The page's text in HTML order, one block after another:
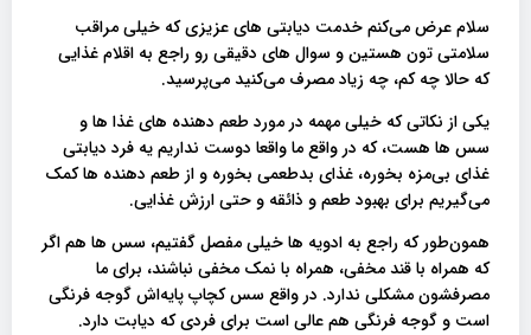
سلام عرض می‌کنم خدمت دیابتی های عزیزی که خیلی مراقب
سلامتی تون هستین و سوال های دقیقی رو راجع به اقلام غذایی
که حالا چه کم، چه زیاد مصرف می‌کنید می‌پرسید.
یکی از نکاتی که خیلی مهمه در مورد طعم دهنده‌ های غذا ها و
سس ها هست، که در واقع ما واقعا دوست نداریم یه فرد دیابتی
غذای بی‌مزه بخوره، غذای بدطعمی بخوره و از طعم دهنده ها کمک
می‌گیریم برای بهبود طعم و ذائقه و حتی ارزش غذایی.
همون‌طور که راجع به ادویه ها خیلی مفصل گفتیم، سس ها هم اگر
که همراه با قند مخفی، همراه با نمک مخفی نباشند، برای ما
مصرفشون مشکلی ندارد. در واقع سس کچاپ پایه‌اش گوجه فرنگی
است و گوجه فرنگی هم عالی است برای فردی که دیابت دارد.